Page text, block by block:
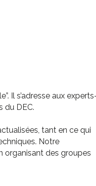
Il s’adresse aux
du DEC.
tant en ce qui
Notre
organisant des groupes